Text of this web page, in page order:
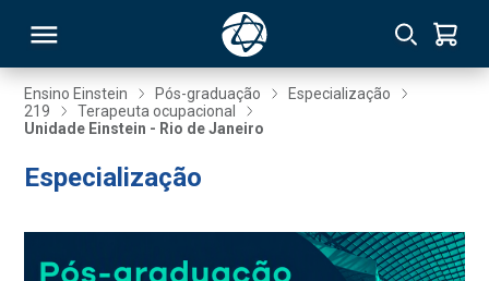
Ensino Einstein Pós-graduação
Especialização
219
Terapeuta ocupacional
Unidade Einstein - Rio de Janeiro
Especialização